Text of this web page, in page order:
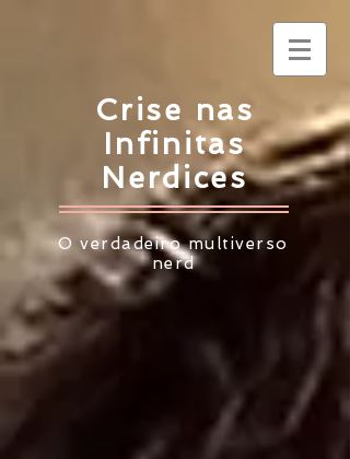
Crise nas
Infinitas
Nerdices
O verdadeiro multiverso
nerd